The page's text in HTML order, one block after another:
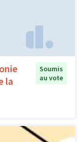
la
Soumis
au vote